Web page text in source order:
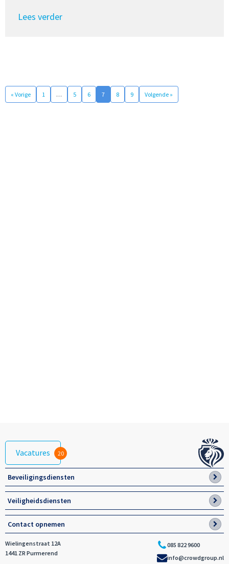
Lees verder
« Vorige 1 … 5 6 7 8 9 Volgende »
Vacatures 20
Beveiligingsdiensten
Veiligheidsdiensten
Contact opnemen
Wielingenstraat 12A
1441 ZR Purmerend
085 822 9600
info@crowdgroup.nl